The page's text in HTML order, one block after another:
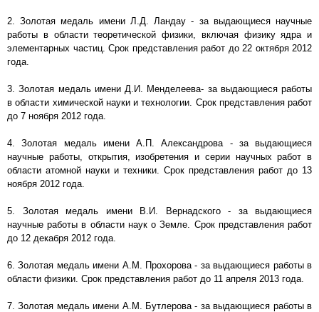
2. Золотая медаль имени Л.Д. Ландау - за выдающиеся научные
работы в области теоретической физики, включая физику ядра и
элементарных частиц. Срок представления работ до 22 октября 2012
года.
3. Золотая медаль имени Д.И. Менделеева- за выдающиеся работы
в области химической науки и технологии. Срок представления работ
до 7 ноября 2012 года.
4. Золотая медаль имени А.П. Александрова - за выдающиеся
научные работы, открытия, изобретения и серии научных работ в
области атомной науки и техники. Срок представления работ до 13
ноября 2012 года.
5. Золотая медаль имени В.И. Вернадского - за выдающиеся
научные работы в области наук о Земле. Срок представления работ
до 12 декабря 2012 года.
6. Золотая медаль имени A.M. Прохорова - за выдающиеся работы в
области физики. Срок представления работ до 11 апреля 2013 года.
7. Золотая медаль имени A.M. Бутлерова - за выдающиеся работы в